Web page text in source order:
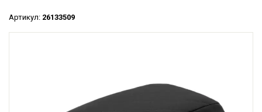
Артикул: 26133509